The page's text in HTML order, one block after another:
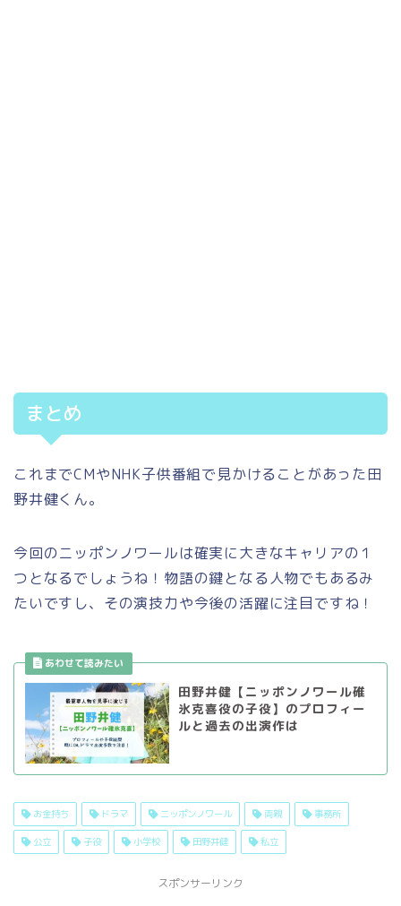
まとめ
これまでCMやNHK子供番組で見かけることがあった田
野井健くん。
今回のニッポンノワールは確実に大きなキャリアの１
つとなるでしょうね！物語の鍵となる人物でもあるみ
たいですし、その演技力や今後の活躍に注目ですね！
田野井健【ニッポンノワール碓
氷克喜役の子役】のプロフィー
ルと過去の出演作は
お金持ち ドラマ ニッポンノワール 両親 事務所
公立 子役 小学校 田野井健 私立
スポンサーリンク